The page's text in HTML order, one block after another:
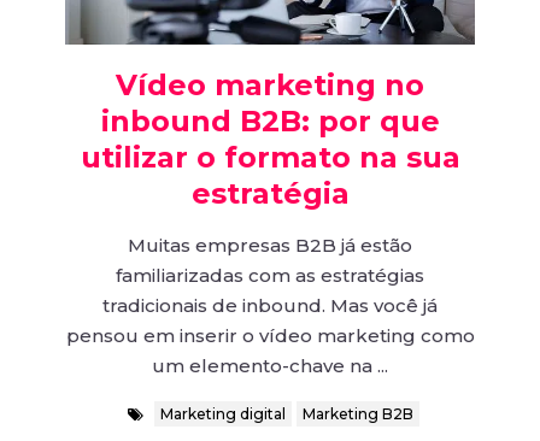
Vídeo marketing no
inbound B2B: por que
utilizar o formato na sua
estratégia
Muitas empresas B2B já estão
familiarizadas com as estratégias
tradicionais de inbound. Mas você já
pensou em inserir o vídeo marketing como
um elemento-chave na ...
Marketing digital Marketing B2B